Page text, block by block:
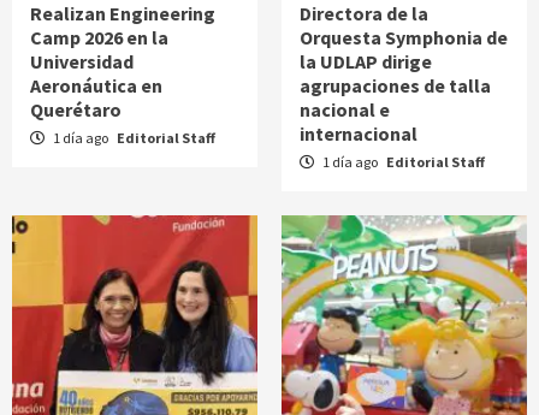
Realizan Engineering
Camp 2026 en la
Universidad
Aeronáutica en
Querétaro
1 día ago Editorial Staff
Directora de la
Orquesta Symphonia de
la UDLAP dirige
agrupaciones de talla
nacional e
internacional
1 día ago Editorial Staff